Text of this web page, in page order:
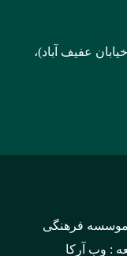
عفیف آباد)،
موسسه فرهنگی
: وب آرکا